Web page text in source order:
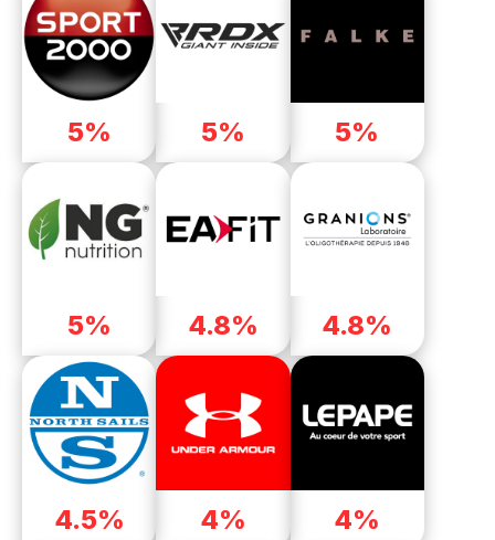
5% 5% 5%
5% 4.8% 4.8%
4.5% 4% 4%